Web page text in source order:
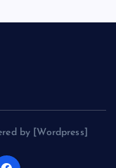
by [Wordpress]